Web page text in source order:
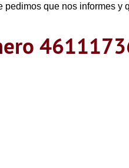
pedimos que nos informes y